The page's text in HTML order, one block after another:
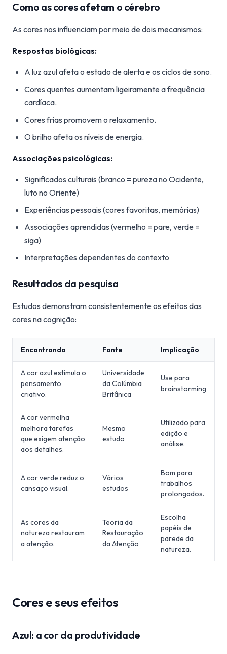
Como as cores afetam o cérebro
As cores nos influenciam por meio de dois mecanismos:
Respostas biológicas:
A luz azul afeta o estado de alerta e os ciclos de sono.
Cores quentes aumentam ligeiramente a frequência
cardíaca.
Cores frias promovem o relaxamento.
O brilho afeta os níveis de energia.
Associações psicológicas:
Significados culturais (branco = pureza no Ocidente,
luto no Oriente)
Experiências pessoais (cores favoritas, memórias)
Associações aprendidas (vermelho = pare, verde =
siga)
Interpretações dependentes do contexto
Resultados da pesquisa
Estudos demonstram consistentemente os efeitos das
cores na cognição:
Encontrando Fonte Implicação
A cor azul estimula o
pensamento
criativo.
Universidade
da Colúmbia
Britânica
Use para
brainstorming
A cor vermelha
melhora tarefas
que exigem atenção
aos detalhes.
Mesmo
estudo
Utilizado para
edição e
análise.
A cor verde reduz o
cansaço visual.
Vários
estudos
Bom para
trabalhos
prolongados.
As cores da
natureza restauram
a atenção.
Teoria da
Restauração
da Atenção
Escolha
papéis de
parede da
natureza.
Cores e seus efeitos
Azul: a cor da produtividade